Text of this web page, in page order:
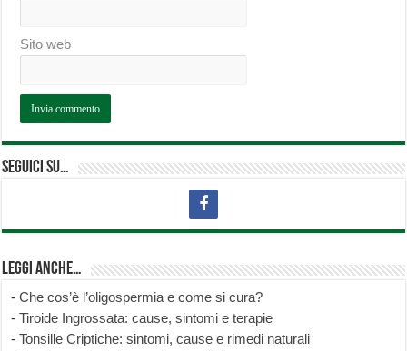
Sito web
Seguici su…
Leggi anche…
-Che cos’è l’oligospermia e come si cura?
-Tiroide Ingrossata: cause, sintomi e terapie
-Tonsille Criptiche: sintomi, cause e rimedi naturali